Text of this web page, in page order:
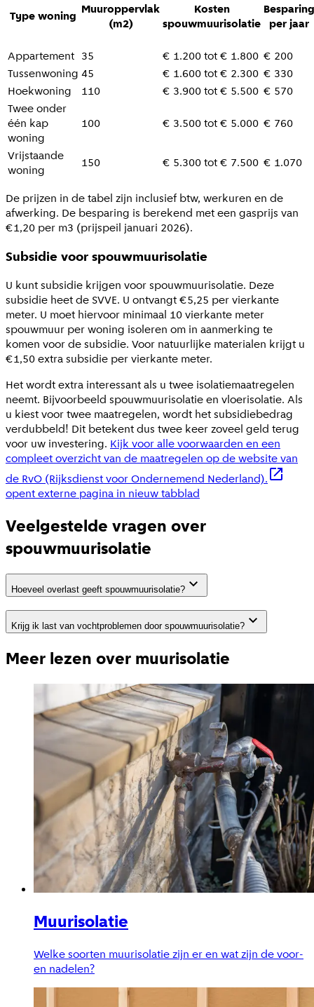
Type woning Muuroppervlak
(m2)
Kosten
spouwmuurisolatie
Besparing
per jaar
Appartement 35 € 1.200 tot € 1.800 € 200
Tussenwoning 45 € 1.600 tot € 2.300 € 330
Hoekwoning
110 € 3.900 tot € 5.500 € 570
Twee onder
één kap
woning
100 € 3.500 tot € 5.000 € 760
Vrijstaande
woning
150 € 5.300 tot € 7.500 € 1.070
De prijzen in de tabel zijn inclusief btw, werkuren en de
afwerking. De besparing is berekend met een gasprijs van
€1,20 per m3 (prijspeil januari 2026).
Subsidie voor spouwmuurisolatie
U kunt subsidie krijgen voor spouwmuurisolatie. Deze
subsidie heet de SVVE. U ontvangt €5,25 per vierkante
meter. U moet hiervoor minimaal 10 vierkante meter
spouwmuur per woning isoleren om in aanmerking te
komen voor de subsidie. Voor natuurlijke materialen krijgt u
€1,50 extra subsidie per vierkante meter.
Het wordt extra interessant als u twee isolatiemaatregelen
neemt. Bijvoorbeeld spouwmuurisolatie en vloerisolatie. Als
u kiest voor twee maatregelen, wordt het subsidiebedrag
verdubbeld! Dit betekent dus twee keer zoveel geld terug
voor uw investering. Kijk voor alle voorwaarden en een
compleet overzicht van de maatregelen op de website van
de RvO (Rijksdienst voor Ondernemend Nederland).
opent externe pagina in nieuw tabblad
Veelgestelde vragen over
spouwmuurisolatie
Hoeveel overlast geeft spouwmuurisolatie?
Krijg ik last van vochtproblemen door spouwmuurisolatie?
Meer lezen over muurisolatie
Muurisolatie
Welke soorten muurisolatie zijn er en wat zijn de voor-
en nadelen?